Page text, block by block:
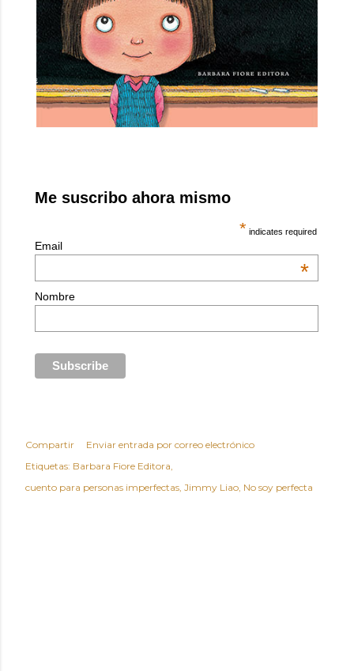
Me suscribo ahora mismo
* indicates required
Email
*
Nombre
Compartir
Enviar entrada por correo electrónico
Etiquetas: Barbara Fiore Editora
cuento para personas imperfectas Jimmy Liao No soy perfecta